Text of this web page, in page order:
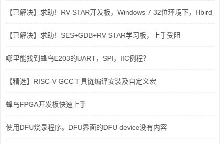
【已解决】求助！RV-STAR开发板，Windows 7 32位环境下，
【已解决】求助！SES+GDB+RV-STAR学习板，上手受阻
哪里能找到蜂鸟E203的UART，SPI，IIC例程？
【精选】RISC-V GCC工具链编译安装及自定义宏
蜂鸟FPGA开发板快速上手
使用DFU烧录程序。DFU界面的DFU device没有内容